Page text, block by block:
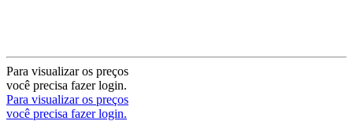
Para visualizar os preços
você precisa fazer login.
Para visualizar os preços
você precisa fazer login.